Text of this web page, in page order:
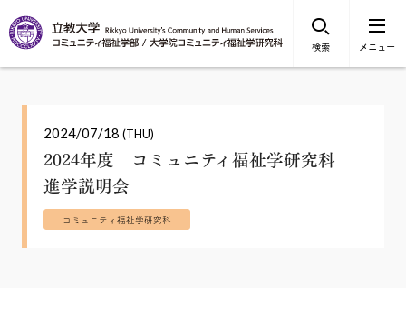
検索 メニュー
2024/07/18 (THU)
2024年度 コミュニティ福祉学研究科
進学説明会
コミュニティ福祉学研究科